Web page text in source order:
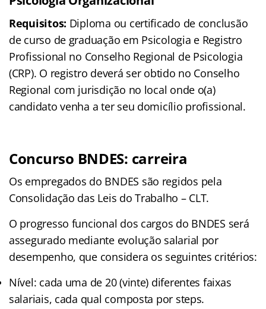
Requisitos: Diploma ou certificado de conclusão
de curso de graduação em Psicologia e Registro
Profissional no Conselho Regional de Psicologia
(CRP). O registro deverá ser obtido no Conselho
Regional com jurisdição no local onde o(a)
candidato venha a ter seu domicílio profissional.
Concurso BNDES: carreira
Os empregados do BNDES são regidos pela
Consolidação das Leis do Trabalho – CLT.
O progresso funcional dos cargos do BNDES será
assegurado mediante evolução salarial por
desempenho, que considera os seguintes critérios:
Nível: cada uma de 20 (vinte) diferentes faixas
salariais, cada qual composta por steps.